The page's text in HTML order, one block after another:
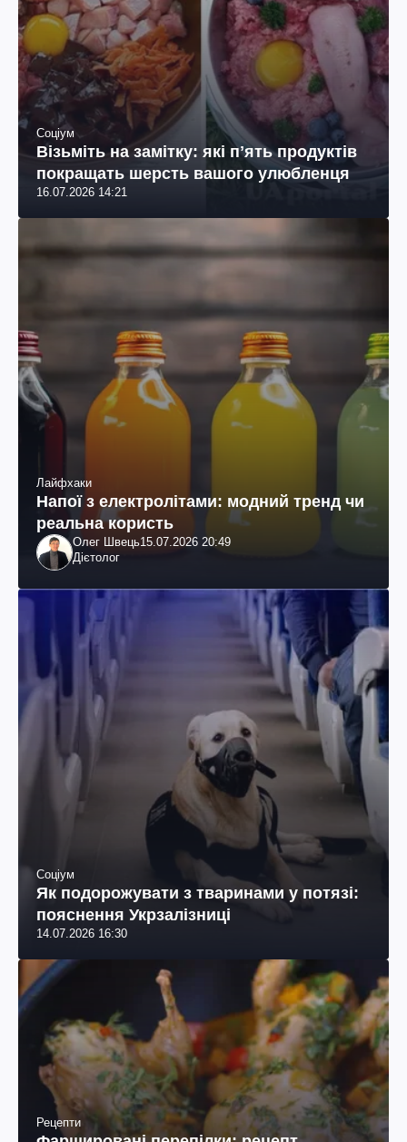
Соціум
Візьміть на замітку: які пʼять продуктів
покращать шерсть вашого улюбленця
16.07.2026 14:21
Лайфхаки
Напої з електролітами: модний тренд чи
реальна користь
Олег Швець15.07.2026 20:49
Дієтолог
Соціум
Як подорожувати з тваринами у потязі:
пояснення Укрзалізниці
14.07.2026 16:30
Рецепти